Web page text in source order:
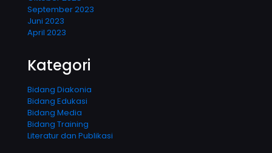
September 2023
Juni 2023
April 2023
Kategori
Bidang Diakonia
Bidang Edukasi
Bidang Media
Bidang Training
Literatur dan Publikasi